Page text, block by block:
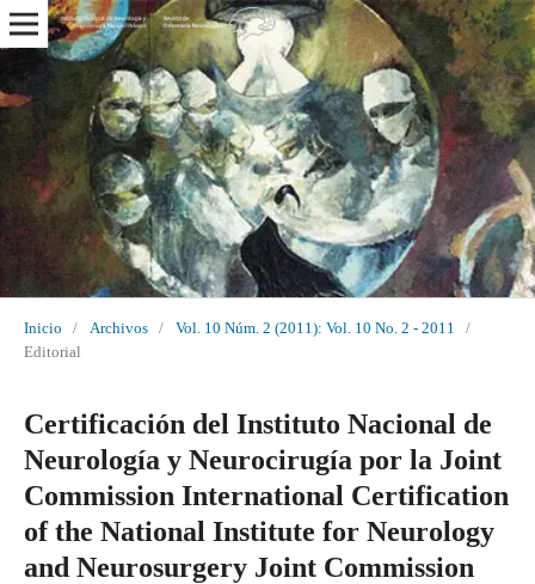
Inicio / Archivos / Vol. 10 Núm. 2 (2011): Vol. 10 No. 2 - 2011
/
Editorial
Certificación del Instituto Nacional de
Neurología y Neurocirugía por la Joint
Commission International Certification
of the National Institute for Neurology
and Neurosurgery Joint Commission